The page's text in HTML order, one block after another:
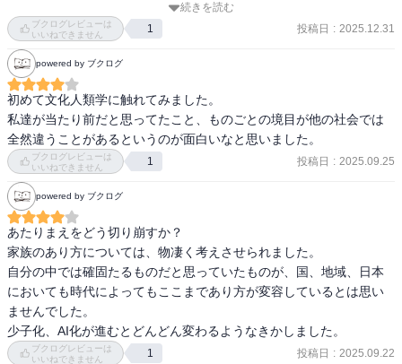
良い評判を耳にして。
■感想
ちょっとそういう文化もあるんだ、それがこういう構造になってい
るんだというのがわかった。が、ちょっと難しかった。
続きを読む
ブクログレビューは
いいねできません
1 投稿日 : 2025.12.31
powered by ブクログ
初めて文化人類学に触れてみました。
私達が当たり前だと思ってたこと、ものごとの境目が他の社会では
全然違うことがあるというのが面白いなと思いました。
ブクログレビューは
いいねできません
1 投稿日 : 2025.09.25
powered by ブクログ
あたりまえをどう切り崩すか？
家族のあり方については、物凄く考えさせられました。
自分の中では確固たるものだと思っていたものが、国、地域、日本
においても時代によってもここまであり方が変容しているとは思い
ませんでした。
少子化、AI化が進むとどんどん変わるようなきかしました。
ブクログレビューは
いいねできません
1 投稿日 : 2025.09.22